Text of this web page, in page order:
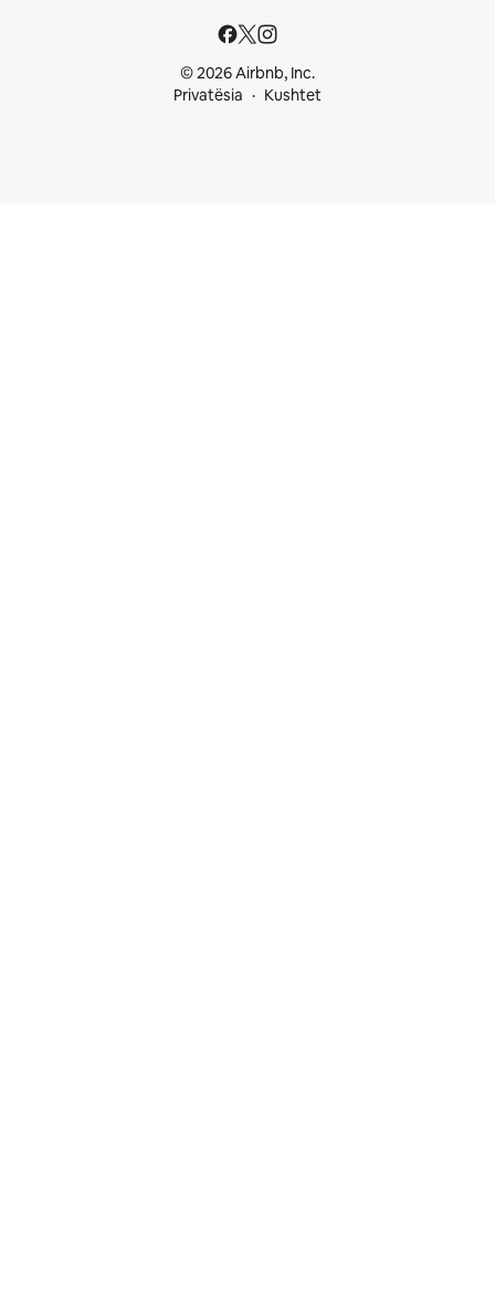
© 2026 Airbnb, Inc.
Privatësia
Kushtet